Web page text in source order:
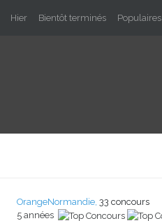
Hier Bientôt terminés Populaires
OrangeNormandie, 33 concours
5 années